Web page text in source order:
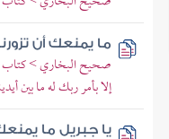
ما يمنعك أن
صحيح البخاري > كتاب
إلا بأمر ربك له ما بين
يا جبريل ما يمنعك